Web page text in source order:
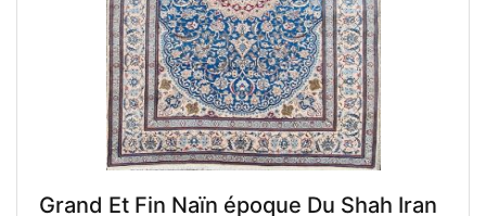
Grand Et Fin Naïn époque Du Shah Iran